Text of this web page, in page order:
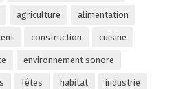
agriculture alimentation
construction cuisine
environnement sonore
fêtes habitat industrie